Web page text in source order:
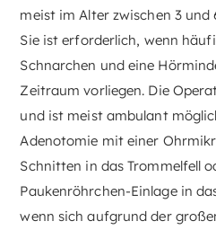
meist im Alter zwischen 3
Sie ist erforderlich, wenn
Schnarchen und eine
Zeitraum vorliegen. Die
und ist meist ambulant
Adenotomie mit einer
Schnitten in das Trommelfell
Paukenröhrchen-Einlage in
wenn sich aufgrund der